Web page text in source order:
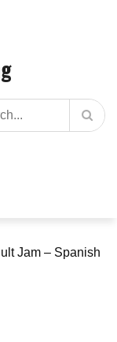
Jam – Spanish